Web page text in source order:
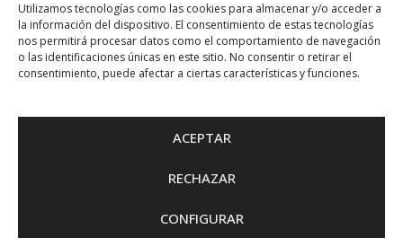
Utilizamos tecnologías como las cookies para almacenar y/o acceder a
la información del dispositivo. El consentimiento de estas tecnologías
nos permitirá procesar datos como el comportamiento de navegación
o las identificaciones únicas en este sitio. No consentir o retirar el
consentimiento, puede afectar a ciertas características y funciones.
ACEPTAR
RECHAZAR
CONFIGURAR
CERRAMOS POR VACACIONES HASTA EL DÍA 31 DE JULIO. Solo atenderemos
consultas a través de correo electrónico:info@carpevitae.org
© 2021 – CARPE VITAE | Escuela de tiempo libre |